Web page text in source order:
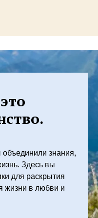
знания,
Здесь вы
для раскрытия
жизни в любви и